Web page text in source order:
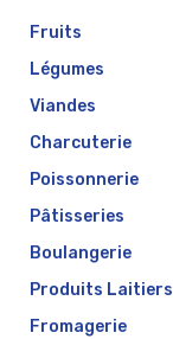
Fruits
Légumes
Viandes
Charcuterie
Poissonnerie
Pâtisseries
Boulangerie
Produits Laitiers
Fromagerie